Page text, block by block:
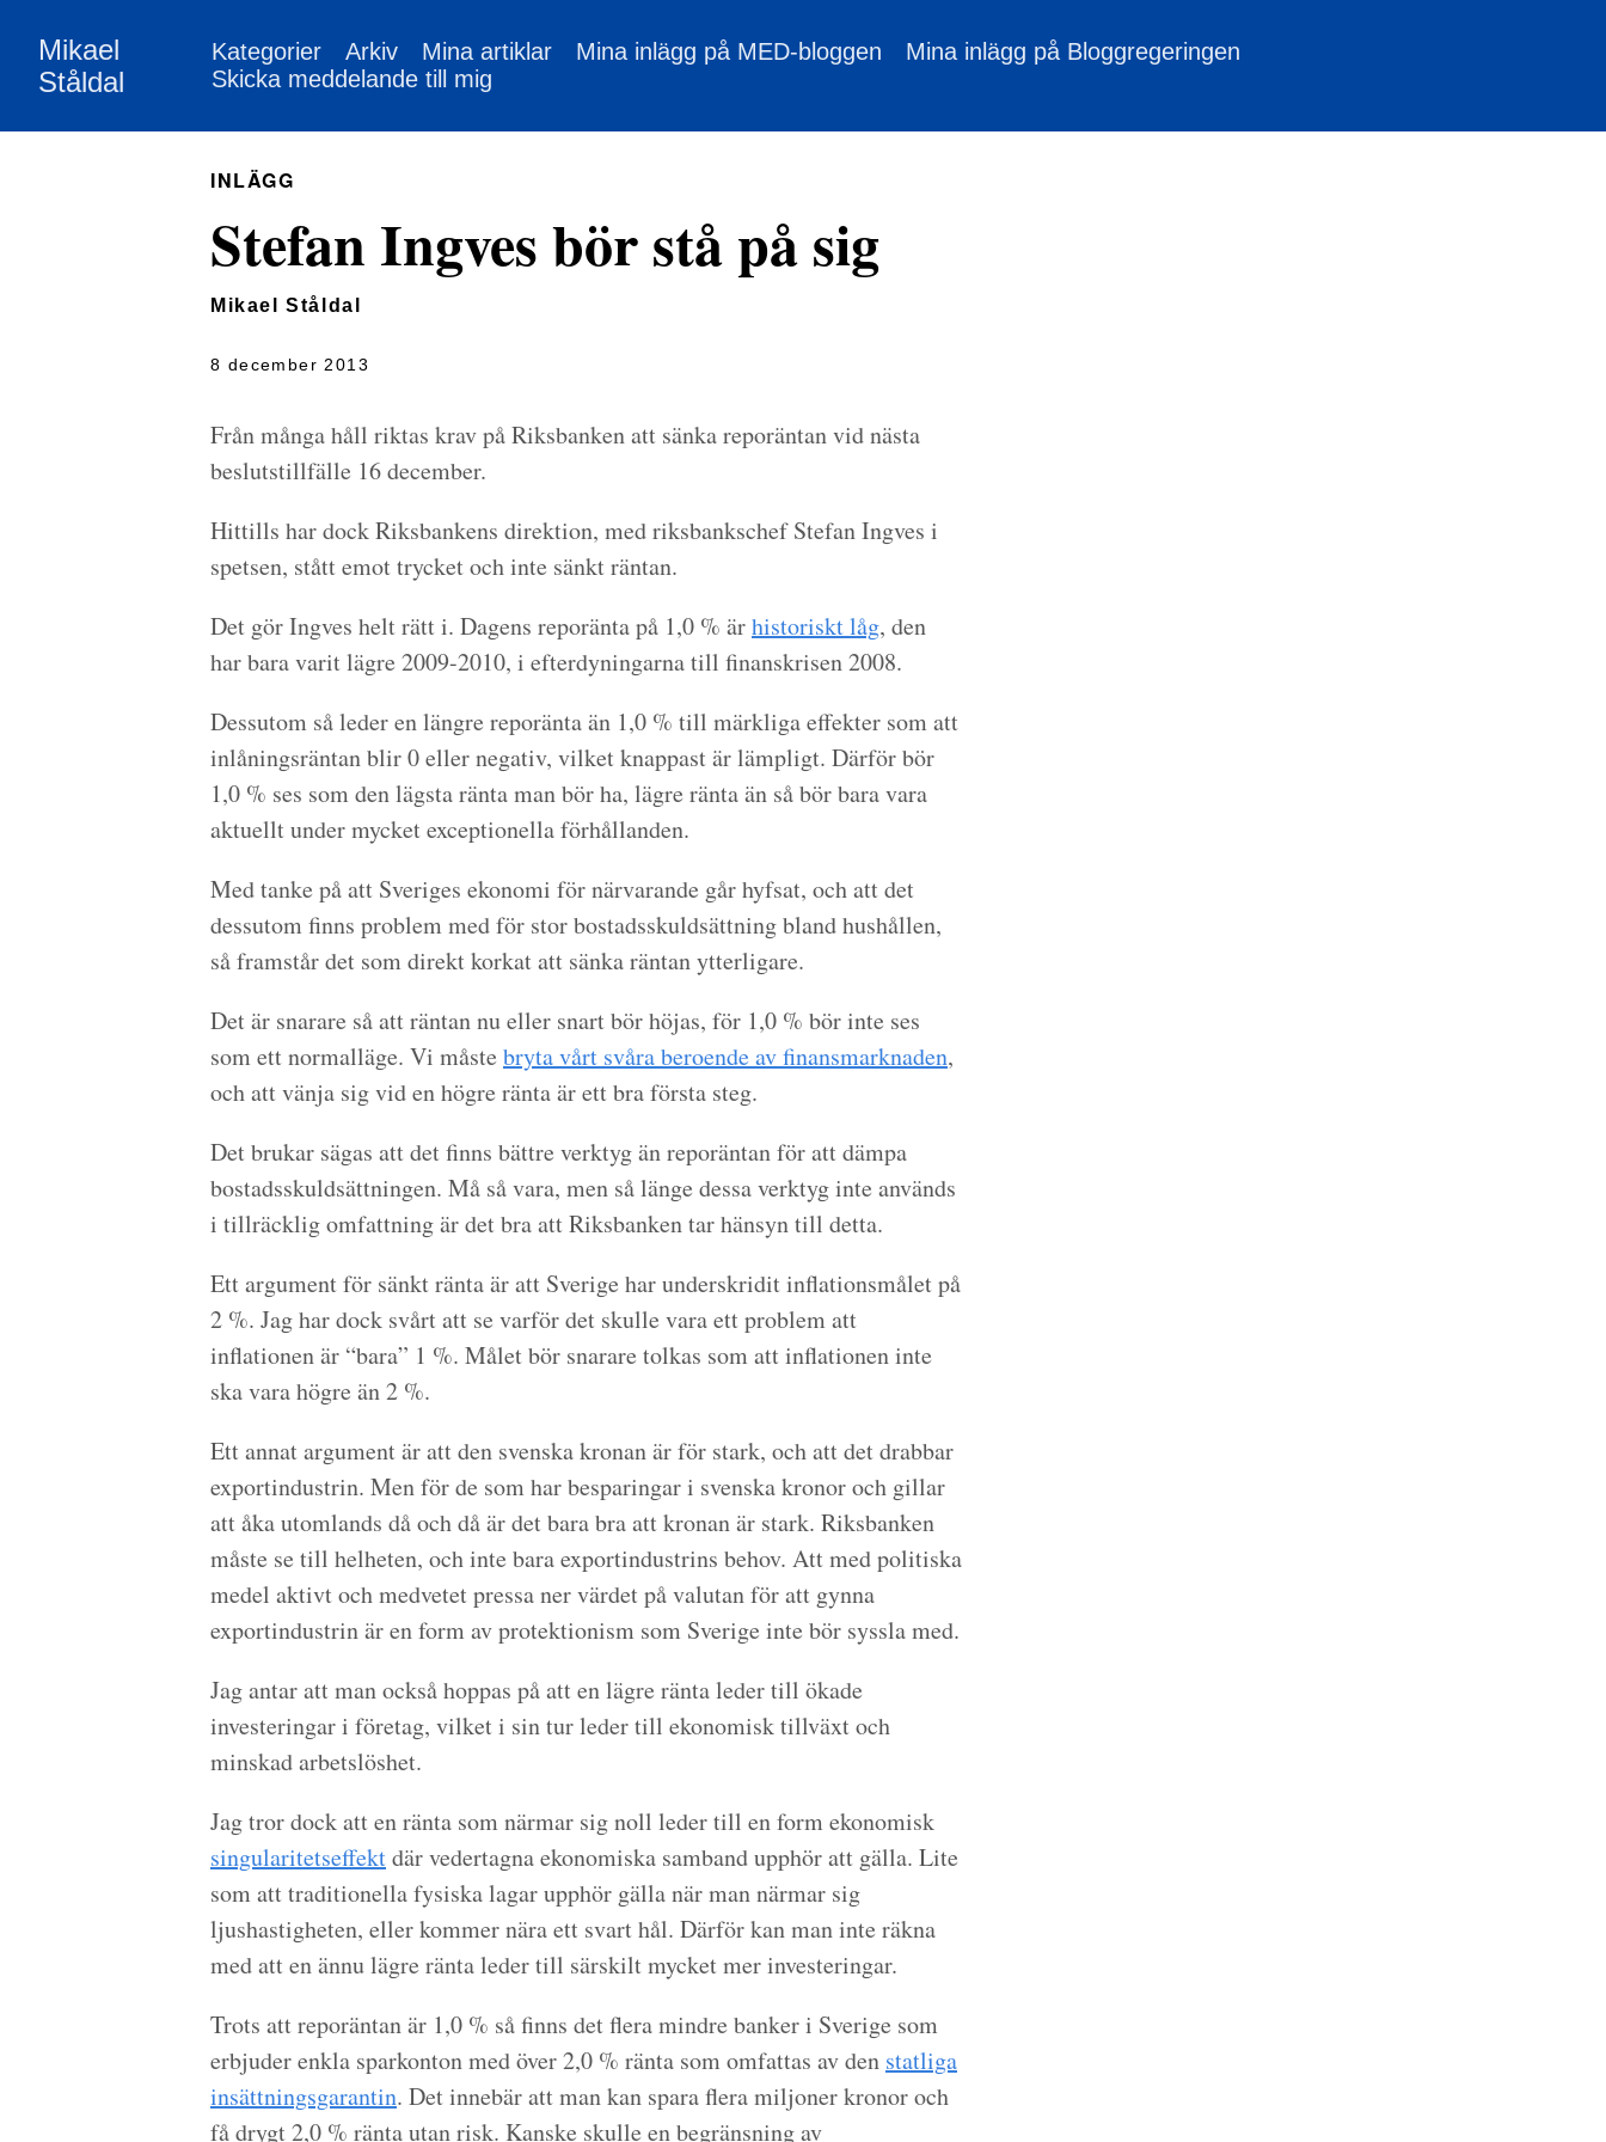
Mikael
Ståldal
Kategorier Arkiv Mina artiklar Mina inlägg på MED-bloggen
Mina inlägg på Bloggregeringen
Skicka meddelande till mig
INLÄGG
Stefan Ingves bör stå på sig
Mikael Ståldal
8 december 2013
Från många håll riktas krav på Riksbanken att sänka reporäntan vid nästa
beslutstillfälle 16 december.
Hittills har dock Riksbankens direktion, med riksbankschef Stefan Ingves i
spetsen, stått emot trycket och inte sänkt räntan.
Det gör Ingves helt rätt i. Dagens reporänta på 1,0 % ärhistoriskt låg, den
har bara varit lägre 2009-2010, i efterdyningarna till finanskrisen 2008.
Dessutom så leder en längre reporänta än 1,0 % till märkliga effekter som att
inlåningsräntan blir 0 eller negativ, vilket knappast är lämpligt. Därför bör
1,0 % ses som den lägsta ränta man bör ha, lägre ränta än så bör bara vara
aktuellt under mycket exceptionella förhållanden.
Med tanke på att Sveriges ekonomi för närvarande går hyfsat, och att det
dessutom finns problem med för stor bostadsskuldsättning bland hushållen,
så framstår det som direkt korkat att sänka räntan ytterligare.
Det är snarare så att räntan nu eller snart bör höjas, för 1,0 % bör inte ses
som ett normalläge. Vi måste bryta vårt svåra beroende av finansmarknaden,
och att vänja sig vid en högre ränta är ett bra första steg.
Det brukar sägas att det finns bättre verktyg än reporäntan för att dämpa
bostadsskuldsättningen. Må så vara, men så länge dessa verktyg inte används
i tillräcklig omfattning är det bra att Riksbanken tar hänsyn till detta.
Ett argument för sänkt ränta är att Sverige har underskridit inflationsmålet på
2 %. Jag har dock svårt att se varför det skulle vara ett problem att
inflationen är “bara” 1 %. Målet bör snarare tolkas som att inflationen inte
ska vara högre än 2 %.
Ett annat argument är att den svenska kronan är för stark, och att det drabbar
exportindustrin. Men för de som har besparingar i svenska kronor och gillar
att åka utomlands då och då är det bara bra att kronan är stark. Riksbanken
måste se till helheten, och inte bara exportindustrins behov. Att med politiska
medel aktivt och medvetet pressa ner värdet på valutan för att gynna
exportindustrin är en form av protektionism som Sverige inte bör syssla med.
Jag antar att man också hoppas på att en lägre ränta leder till ökade
investeringar i företag, vilket i sin tur leder till ekonomisk tillväxt och
minskad arbetslöshet.
Jag tror dock att en ränta som närmar sig noll leder till en form ekonomisk
singularitetseffektdär vedertagna ekonomiska samband upphör att gälla. Lite
som att traditionella fysiska lagar upphör gälla när man närmar sig
ljushastigheten, eller kommer nära ett svart hål. Därför kan man inte räkna
med att en ännu lägre ränta leder till särskilt mycket mer investeringar.
Trots att reporäntan är 1,0 % så finns det flera mindre banker i Sverige som
erbjuder enkla sparkonton med över 2,0 % ränta som omfattas av den statliga
insättningsgarantin. Det innebär att man kan spara flera miljoner kronor och
få drygt 2,0 % ränta utan risk. Kanske skulle en begränsning av